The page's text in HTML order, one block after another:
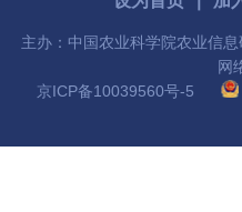
期
主办：中国农业科学院农业信
网
京ICP备10039560号-5